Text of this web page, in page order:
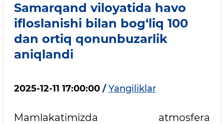
Samarqand viloyatida havo
ifloslanishi bilan bog‘liq 100
dan ortiq qonunbuzarlik
aniqlandi
2025-12-11 17:00:00 / Yangiliklar
Mamlakatimizda atmosfera